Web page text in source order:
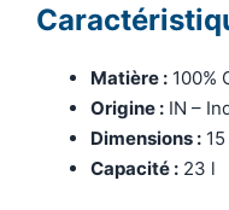
Matière : 100%
Origine : IN –
Dimensions :
Capacité : 23 l